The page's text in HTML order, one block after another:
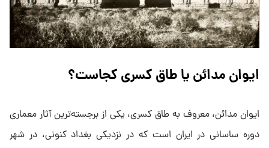
ایوان مدائن یا طاق کسری کجاست؟
ایوان مدائن، معروف به طاق کسری، یکی از برجسته‌ترین آثار معماری
دوره ساسانی در ایران است که در نزدیکی بغداد کنونی، در شهر